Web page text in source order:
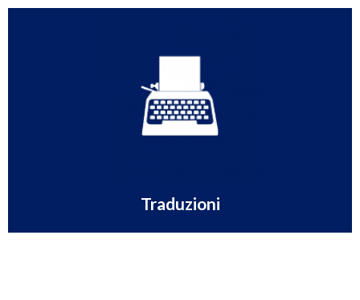
Traduzioni
settore di attività e utilizzeremo la giusta terminologia
Scopri